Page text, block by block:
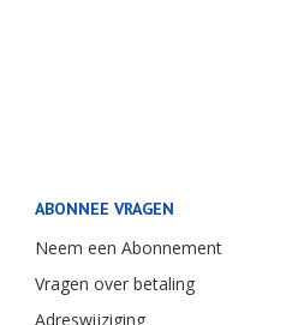
ABONNEE VRAGEN
Neem een Abonnement
Vragen over betaling
Adreswijziging